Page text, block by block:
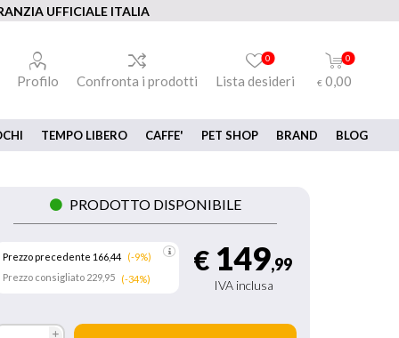
UFFICIALE ITALIA
Profilo Confronta i prodotti Lista desideri
0 0
€ 0,00
TEMPO LIBERO CAFFE' PET SHOP BRAND BLOG
PRODOTTO DISPONIBILE
Prezzo precedente 166,44
(-9%)
Prezzo consigliato 229,95 (-34%)
€ 149,99
IVA inclusa
i